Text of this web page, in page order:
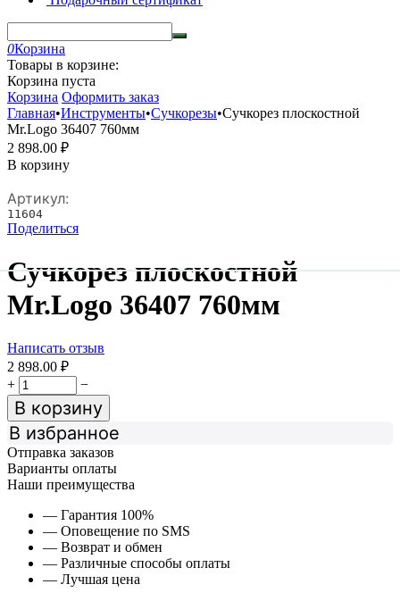
0Корзина
Товары в корзине:
Корзина пуста
Корзина Оформить заказ
Главная•Инструменты•Сучкорезы•Сучкорез плоскостной
Mr.Logo 36407 760мм
2 898.00 ₽
В корзину
Артикул:
11604
Поделиться
Сучкорез плоскостной
Mr.Logo 36407 760мм
Написать отзыв
2 898.00 ₽
+
−
В корзину
В избранное
Отправка заказов
Варианты оплаты
Наши преимущества
— Гарантия 100%
— Оповещение по SMS
— Возврат и обмен
— Различные способы оплаты
— Лучшая цена